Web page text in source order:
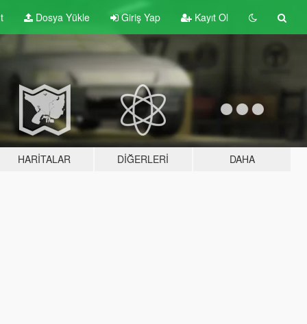
Dosya Yükle Giriş Yap Kayıt Ol
HARITALAR DIĞERLERI DAHA